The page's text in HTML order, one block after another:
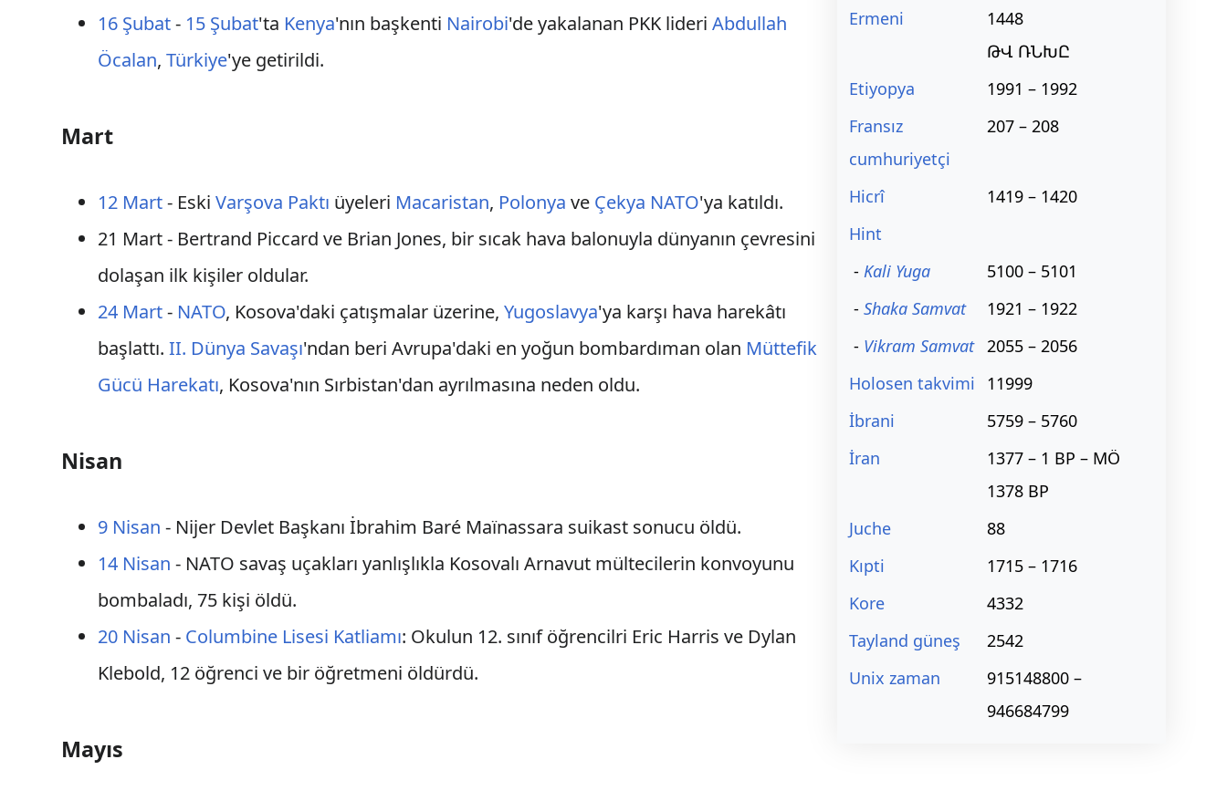
Ermeni
1448
ԹՎ ՌՆԽԸ
Etiyopya
1991 – 1992
Fransız
cumhuriyetçi
207 – 208
Hicrî
1419 – 1420
Hint
- Kali Yuga
5100 – 5101
- Shaka Samvat
1921 – 1922
- Vikram Samvat
2055 – 2056
Holosen takvimi
11999
İbrani
5759 – 5760
İran
1377 – 1 BP – MÖ
1378 BP
Juche
88
Kıpti
1715 – 1716
Kore
4332
Tayland güneş
2542
Unix zaman
915148800 –
946684799
16 Şubat- 15 Şubat'ta Kenya'nın başkenti Nairobi'de yakalanan PKK lideriAbdullah
Öcalan,Türkiye'ye getirildi.
Mart
12 Mart- EskiVarşova Paktı üyeleri Macaristan, Polonya ve Çekya NATO'ya katıldı.
21 Mart - Bertrand Piccard ve Brian Jones, bir sıcak hava balonuyla dünyanın çevresini
dolaşan ilk kişiler oldular.
24 Mart- NATO, Kosova'daki çatışmalar üzerine,Yugoslavya'ya karşı hava harekâtı
başlattı.II. Dünya Savaşı'ndan beri Avrupa'daki en yoğun bombardıman olan Müttefik
Gücü Harekatı, Kosova'nın Sırbistan'dan ayrılmasına neden oldu.
Nisan
9 Nisan - Nijer Devlet Başkanı İbrahim Baré Maïnassara suikast sonucu öldü.
14 Nisan - NATO savaş uçakları yanlışlıkla Kosovalı Arnavut mültecilerin konvoyunu
bombaladı, 75 kişi öldü.
20 Nisan - Columbine Lisesi Katliamı: Okulun 12. sınıf öğrencilri Eric Harris ve Dylan
Klebold, 12 öğrenci ve bir öğretmeni öldürdü.
Mayıs